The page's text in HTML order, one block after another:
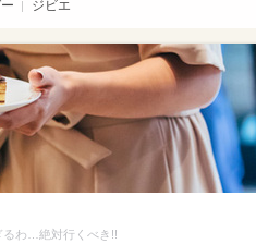
ジビエ
るわ…絶対行くべき!!